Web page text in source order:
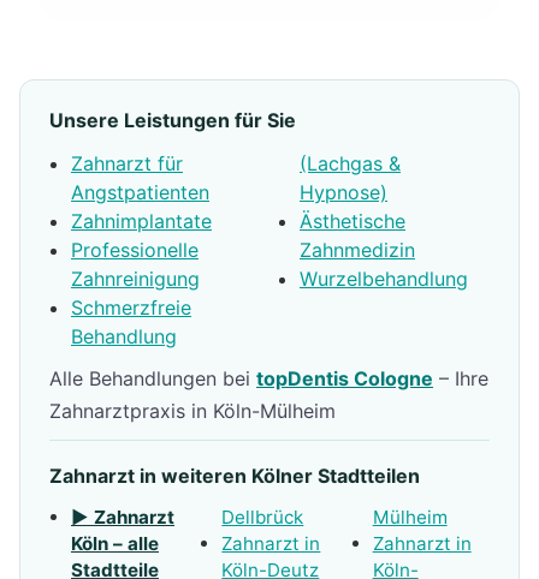
Unsere Leistungen für Sie
Zahnarzt für
Angstpatienten
Zahnimplantate
Professionelle
Zahnreinigung
Schmerzfreie
Behandlung
(Lachgas &
Hypnose)
Ästhetische
Zahnmedizin
Wurzelbehandlung
Alle Behandlungen bei topDentis Cologne – Ihre
Zahnarztpraxis in Köln-Mülheim
Zahnarzt in weiteren Kölner Stadtteilen
▶ Zahnarzt
Köln – alle
Stadtteile
Dellbrück
Zahnarzt in
Köln-Deutz
Mülheim
Zahnarzt in
Köln-